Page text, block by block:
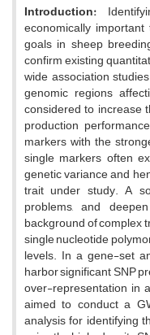
Introduction:
economically
goals in sheep
confirm existing
wide association
genomic regions
considered to increase
production
markers with the
single markers often
genetic variance and
trait under study. A
problems, and
background of complex
single nucleotide
levels. In a gene-set
harbor significant SNP
over-representation in
aimed to conduct a
analysis for identifying